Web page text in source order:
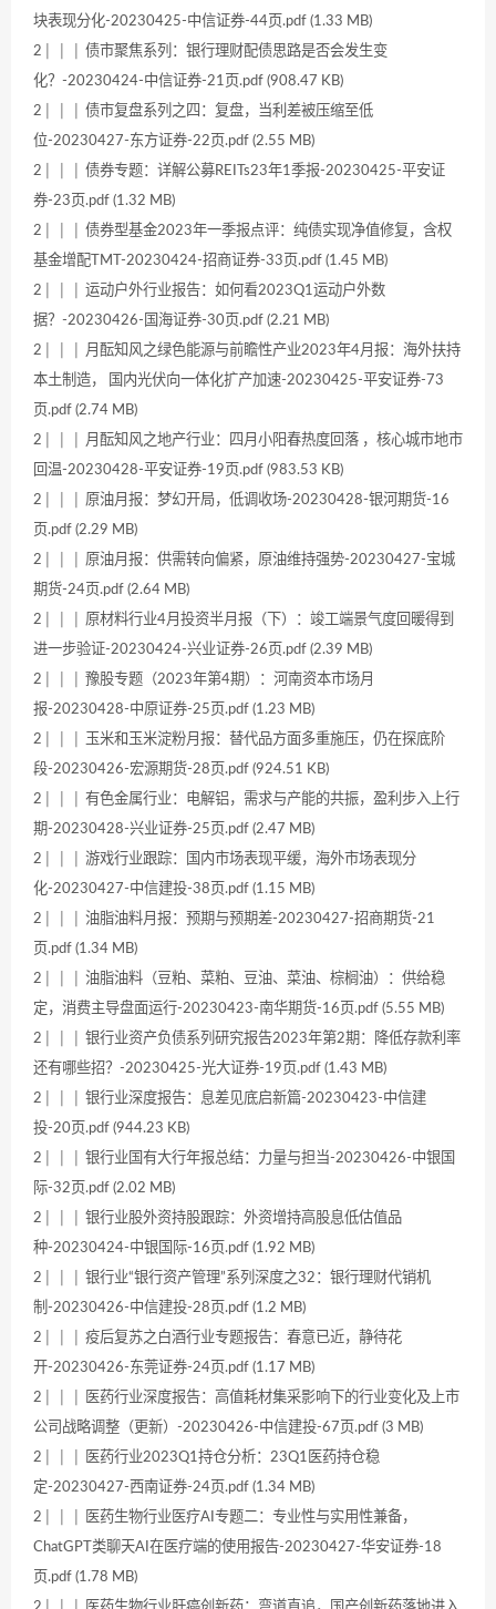
块表现分化-20230425-中信证券-44页.pdf (1.33 MB)
2│ │ │ 债市聚焦系列：银行理财配债思路是否会发生变
化？-20230424-中信证券-21页.pdf (908.47 KB)
2│ │ │ 债市复盘系列之四：复盘，当利差被压缩至低
位-20230427-东方证券-22页.pdf (2.55 MB)
2│ │ │ 债券专题：详解公募REITs23年1季报-20230425-平安证
券-23页.pdf (1.32 MB)
2│ │ │ 债券型基金2023年一季报点评：纯债实现净值修复，含权
基金增配TMT-20230424-招商证券-33页.pdf (1.45 MB)
2│ │ │ 运动户外行业报告：如何看2023Q1运动户外数
据？-20230426-国海证券-30页.pdf (2.21 MB)
2│ │ │ 月酝知风之绿色能源与前瞻性产业2023年4月报：海外扶持
本土制造， 国内光伏向一体化扩产加速-20230425-平安证券-73
页.pdf (2.74 MB)
2│ │ │ 月酝知风之地产行业：四月小阳春热度回落 ，核心城市地市
回温-20230428-平安证券-19页.pdf (983.53 KB)
2│ │ │ 原油月报：梦幻开局，低调收场-20230428-银河期货-16
页.pdf (2.29 MB)
2│ │ │ 原油月报：供需转向偏紧，原油维持强势-20230427-宝城
期货-24页.pdf (2.64 MB)
2│ │ │ 原材料行业4月投资半月报（下）：竣工端景气度回暖得到
进一步验证-20230424-兴业证券-26页.pdf (2.39 MB)
2│ │ │ 豫股专题（2023年第4期）：河南资本市场月
报-20230428-中原证券-25页.pdf (1.23 MB)
2│ │ │ 玉米和玉米淀粉月报：替代品方面多重施压，仍在探底阶
段-20230426-宏源期货-28页.pdf (924.51 KB)
2│ │ │ 有色金属行业：电解铝，需求与产能的共振，盈利步入上行
期-20230428-兴业证券-25页.pdf (2.47 MB)
2│ │ │ 游戏行业跟踪：国内市场表现平缓，海外市场表现分
化-20230427-中信建投-38页.pdf (1.15 MB)
2│ │ │ 油脂油料月报：预期与预期差-20230427-招商期货-21
页.pdf (1.34 MB)
2│ │ │ 油脂油料（豆粕、菜粕、豆油、菜油、棕榈油）：供给稳
定，消费主导盘面运行-20230423-南华期货-16页.pdf (5.55 MB)
2│ │ │ 银行业资产负债系列研究报告2023年第2期：降低存款利率
还有哪些招？-20230425-光大证券-19页.pdf (1.43 MB)
2│ │ │ 银行业深度报告：息差见底启新篇-20230423-中信建
投-20页.pdf (944.23 KB)
2│ │ │ 银行业国有大行年报总结：力量与担当-20230426-中银国
际-32页.pdf (2.02 MB)
2│ │ │ 银行业股外资持股跟踪：外资增持高股息低估值品
种-20230424-中银国际-16页.pdf (1.92 MB)
2│ │ │ 银行业“银行资产管理”系列深度之32：银行理财代销机
制-20230426-中信建投-28页.pdf (1.2 MB)
2│ │ │ 疫后复苏之白酒行业专题报告：春意已近，静待花
开-20230426-东莞证券-24页.pdf (1.17 MB)
2│ │ │ 医药行业深度报告：高值耗材集采影响下的行业变化及上市
公司战略调整（更新）-20230426-中信建投-67页.pdf (3 MB)
2│ │ │ 医药行业2023Q1持仓分析：23Q1医药持仓稳
定-20230427-西南证券-24页.pdf (1.34 MB)
2│ │ │ 医药生物行业医疗AI专题二：专业性与实用性兼备，
ChatGPT类聊天AI在医疗端的使用报告-20230427-华安证券-18
页.pdf (1.78 MB)